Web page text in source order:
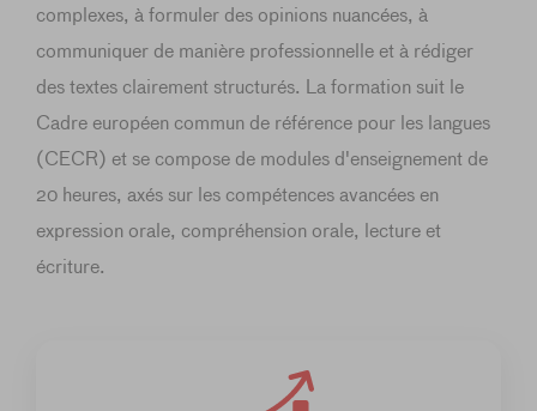
complexes, à formuler des opinions nuancées, à
communiquer de manière professionnelle et à rédiger
des textes clairement structurés. La formation suit le
Cadre européen commun de référence pour les langues
(CECR) et se compose de modules d'enseignement de
20 heures, axés sur les compétences avancées en
expression orale, compréhension orale, lecture et
écriture.